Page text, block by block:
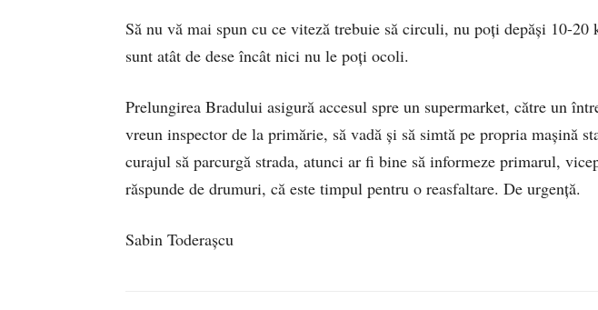
Să nu vă mai spun cu ce viteză trebuie să circuli, nu poţi depăşi 10-20
sunt atât de dese încât nici nu le poţi ocoli.
Prelungirea Bradului asigură accesul spre un supermarket, către un
vreun inspector de la primărie, să vadă şi să simtă pe propria maşină
curajul să parcurgă strada, atunci ar fi bine să informeze primarul,
răspunde de drumuri, că este timpul pentru o reasfaltare. De urgenţă.
Sabin Toderaşcu